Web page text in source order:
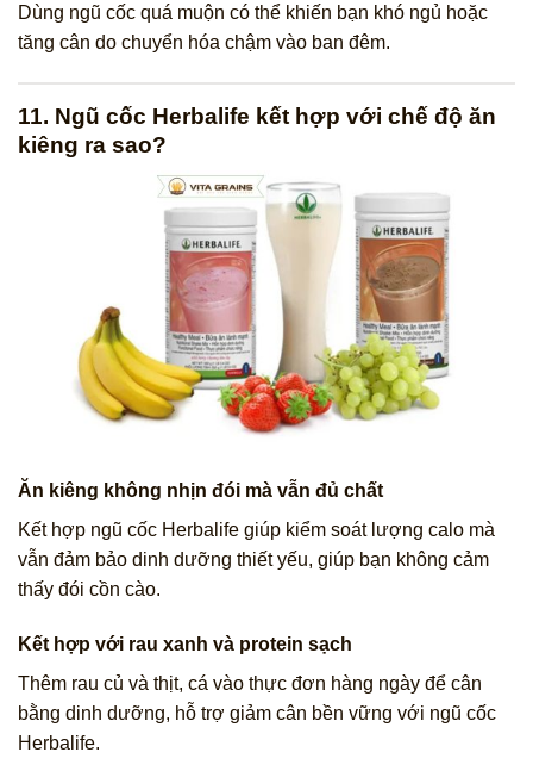
Dùng ngũ cốc quá muộn có thể khiến bạn khó ngủ hoặc
tăng cân do chuyển hóa chậm vào ban đêm.
11. Ngũ cốc Herbalife kết hợp với chế độ ăn
kiêng ra sao?
Ăn kiêng không nhịn đói mà vẫn đủ chất
Kết hợp ngũ cốc Herbalife giúp kiểm soát lượng calo mà
vẫn đảm bảo dinh dưỡng thiết yếu, giúp bạn không cảm
thấy đói cồn cào.
Kết hợp với rau xanh và protein sạch
Thêm rau củ và thịt, cá vào thực đơn hàng ngày để cân
bằng dinh dưỡng, hỗ trợ giảm cân bền vững với ngũ cốc
Herbalife.